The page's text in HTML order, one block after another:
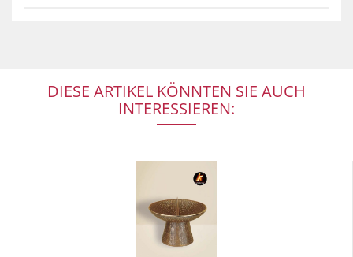
DIESE ARTIKEL KÖNNTEN SIE AUCH
INTERESSIEREN: